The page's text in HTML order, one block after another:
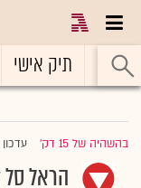
ראשי תיק אישי
בהשהיה של 15 דק' |